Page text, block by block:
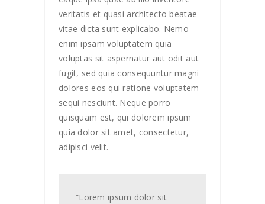
veritatis et quasi architecto beatae
vitae dicta sunt explicabo. Nemo
enim ipsam voluptatem quia
voluptas sit aspernatur aut odit aut
fugit, sed quia consequuntur magni
dolores eos qui ratione voluptatem
sequi nesciunt. Neque porro
quisquam est, qui dolorem ipsum
quia dolor sit amet, consectetur,
adipisci velit.
“Lorem ipsum dolor sit